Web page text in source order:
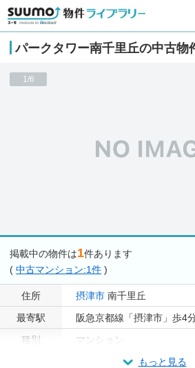
パークタワー南千里丘の中古物
1/6
掲載中の物件は1件あります
( 中古マンション:1件 )
住所 摂津市 南千里丘
最寄駅
阪急京都線「摂津市」歩4
種別
マンション
もっと見る